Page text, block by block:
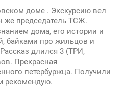
доме . Экскурсию вел
же председатель ТСЖ.
дома, его истории и
байками про жильцов и
длился 3 (ТРИ,
Прекрасная
петербуржца. Получили
рекомендую.